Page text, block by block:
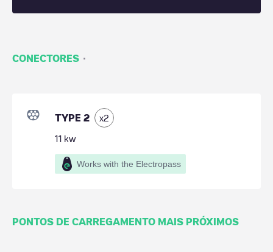
CONECTORES ·
TYPE 2 x2
11 kw
Works with the Electropass
PONTOS DE CARREGAMENTO MAIS PRÓXIMOS